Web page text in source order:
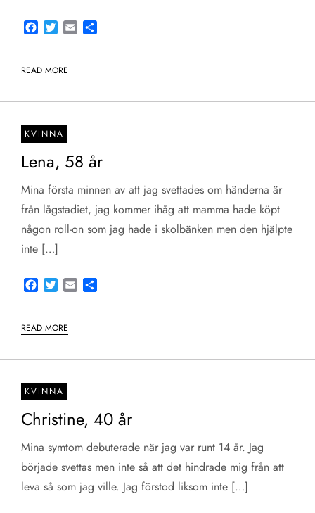
Facebook
TwitterEmail
READ MORE
KVINNA
Lena, 58 år
Mina första minnen av att jag svettades om händerna är
från lågstadiet, jag kommer ihåg att mamma hade köpt
någon roll-on som jag hade i skolbänken men den hjälpte
inte […]
Facebook
TwitterEmail
READ MORE
KVINNA
Christine, 40 år
Mina symtom debuterade när jag var runt 14 år. Jag
började svettas men inte så att det hindrade mig från att
leva så som jag ville. Jag förstod liksom inte […]